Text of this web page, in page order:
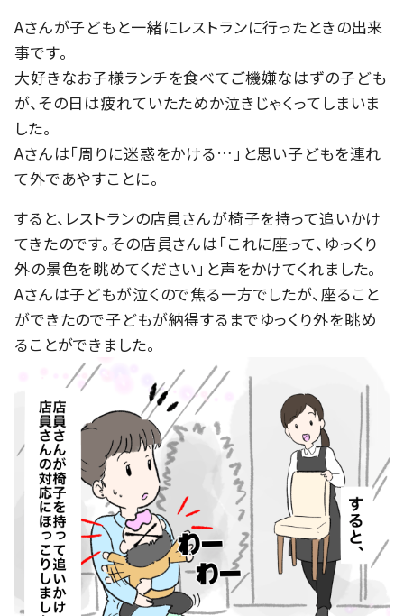
Aさんが子どもと一緒にレストランに行ったときの出来
事です。
大好きなお子様ランチを食べてご機嫌なはずの子ども
が、その日は疲れていたためか泣きじゃくってしまいま
した。
Aさんは「周りに迷惑をかける…」と思い子どもを連れ
て外であやすことに。
すると、レストランの店員さんが椅子を持って追いかけ
てきたのです。その店員さんは「これに座って、ゆっくり
外の景色を眺めてください」と声をかけてくれました。
Aさんは子どもが泣くので焦る一方でしたが、座ること
ができたので子どもが納得するまでゆっくり外を眺め
ることができました。